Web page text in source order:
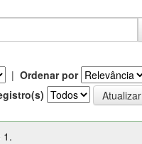
| Ordenar por
1.